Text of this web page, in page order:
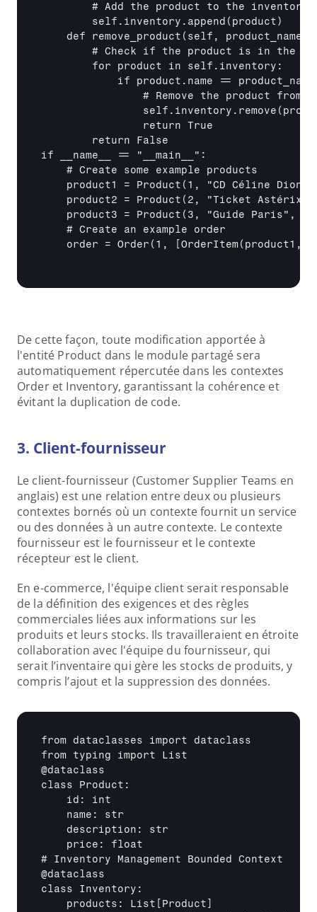
        # Add the product to the inventory
        self.inventory.append(product)
def remove_product(self, product_name:
# Check if the product is in the
        for product in self.inventory:
if product.name ==
# Remove the product from
                return True
        return False
if
__name__ == " __main__
":
    # Create some example products
product1 = Product(1, "CD Céline
product2 = Product(2, "Ticket Astérix
product3 = Product(3, "Guide Paris",
    # Create an example order
    order = Order(1,
[OrderItem(product1,
De cette façon, toute modification apportée à
l'entité Product dans le module partagé sera
automatiquement répercutée dans les contextes
Order et Inventory, garantissant la cohérence et
évitant la duplication de code.
3. Client-fournisseur
Le client-fournisseur (Customer Supplier Teams en
anglais) est une relation entre deux ou plusieurs
contextes bornés où un contexte fournit un service
ou des données à un autre contexte. Le contexte
fournisseur est le fournisseur et le contexte
récepteur est le client.
En e-commerce, l'équipe client serait responsable
de la définition des exigences et des règles
commerciales liées aux informations sur les
produits et leurs stocks. Ils travailleraient en étroite
collaboration avec l'équipe du fournisseur, qui
serait l’inventaire qui gère les stocks de produits, y
compris l’ajout et la suppression des données.
from dataclasses import dataclass
from typing import List
@dataclass
class Product:
    id: int
    name: str
    description: str
    price: float
# Inventory Management Bounded Context
@dataclass
class Inventory:
    products: List
[Product]